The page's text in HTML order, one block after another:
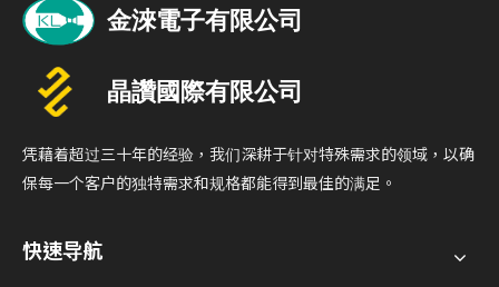
凭藉着超过三十年的经验，我们深耕于针对特殊需求的领域，以确
保每一个客户的独特需求和规格都能得到最佳的满足。
快速导航